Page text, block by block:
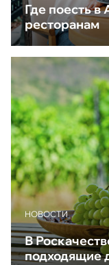
Где поесть в
ресторанам
НОВОСТИ
В
подходящие